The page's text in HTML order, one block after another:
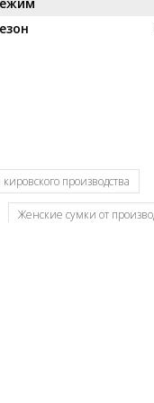
производства
Женские сумки от